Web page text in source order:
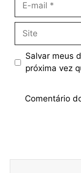
Salvar meus
próxima vez